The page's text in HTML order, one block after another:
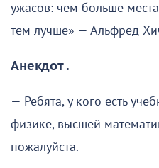
ужасов: чем больше
тем лучше» — Альфред
Анекдот .
— Ребята, у кого есть
физике, высшей
пожалуйста.